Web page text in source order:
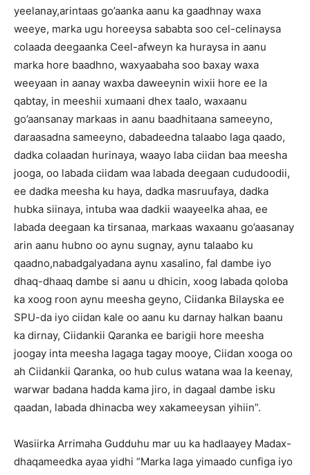
yeelanay,arintaas go’aanka aanu ka gaadhnay waxa
weeye, marka ugu horeeysa sababta soo cel-celinaysa
colaada deegaanka Ceel-afweyn ka huraysa in aanu
marka hore baadhno, waxyaabaha soo baxay waxa
weeyaan in aanay waxba daweeynin wixii hore ee la
qabtay, in meeshii xumaani dhex taalo, waxaanu
go’aansanay markaas in aanu baadhitaana sameeyno,
daraasadna sameeyno, dabadeedna talaabo laga qaado,
dadka colaadan hurinaya, waayo laba ciidan baa meesha
jooga, oo labada ciidam waa labada deegaan cududoodii,
ee dadka meesha ku haya, dadka masruufaya, dadka
hubka siinaya, intuba waa dadkii waayeelka ahaa, ee
labada deegaan ka tirsanaa, markaas waxaanu go’aasanay
arin aanu hubno oo aynu sugnay, aynu talaabo ku
qaadno,nabadgalyadana aynu xasalino, fal dambe iyo
dhaq-dhaaq dambe si aanu u dhicin, xoog labada qoloba
ka xoog roon aynu meesha geyno, Ciidanka Bilayska ee
SPU-da iyo ciidan kale oo aanu ku darnay halkan baanu
ka dirnay, Ciidankii Qaranka ee barigii hore meesha
joogay inta meesha lagaga tagay mooye, Ciidan xooga oo
ah Ciidankii Qaranka, oo hub culus watana waa la keenay,
warwar badana hadda kama jiro, in dagaal dambe isku
qaadan, labada dhinacba wey xakameeysan yihiin”.
Wasiirka Arrimaha Gudduhu mar uu ka hadlaayey Madax-
dhaqameedka ayaa yidhi “Marka laga yimaado cunfiga iyo